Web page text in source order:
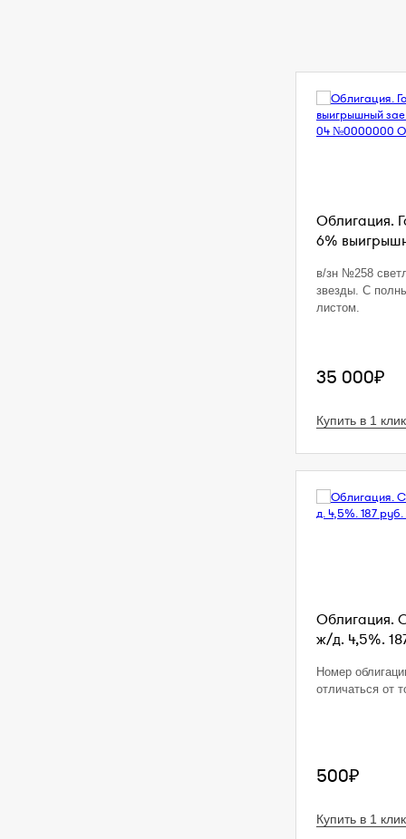
Облигация.
6%
в/зн №258
звезды. С
листом.
35 000₽
Купить в 1 клик
Облигация.
ж/д. 4,5%.
Номер
отличаться от
500₽
Купить в 1 клик